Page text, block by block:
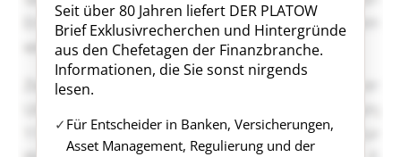
Seit über 80 Jahren liefert DER PLATOW
Brief Exklusivrecherchen und Hintergründe
aus den Chefetagen der Finanzbranche.
Informationen, die Sie sonst nirgends
lesen.
Für Entscheider in Banken, Versicherungen,
Asset Management, Regulierung und der